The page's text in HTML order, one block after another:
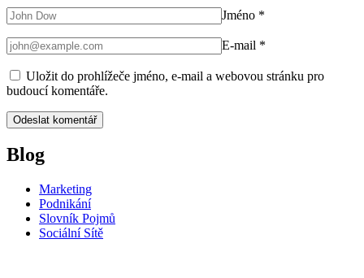
Jméno *
E-mail *
Uložit do prohlížeče jméno, e-mail a webovou stránku pro
budoucí komentáře.
Blog
Marketing
Podnikání
Slovník Pojmů
Sociální Sítě